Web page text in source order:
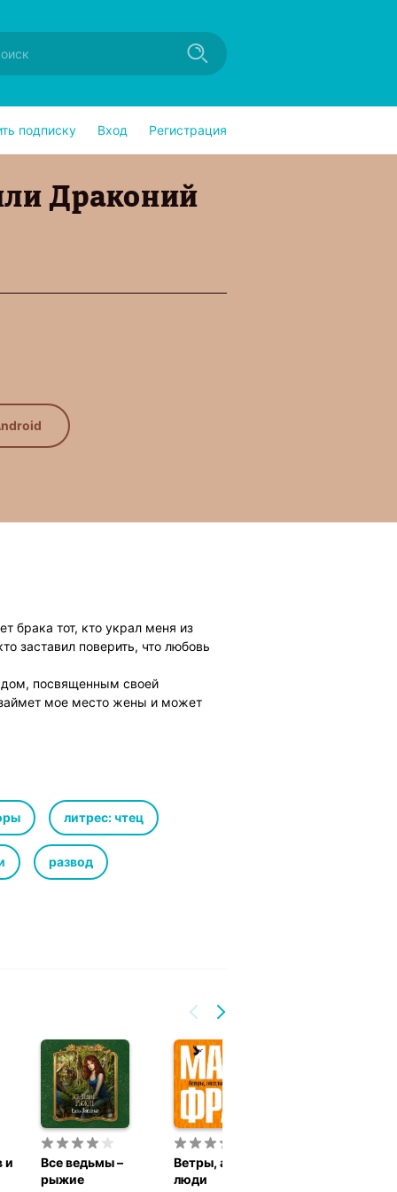
подписку Вход Регистрация
Драконий
брака тот, кто украл меня из
заставил поверить, что любовь
посвященным своей
мое место жены и может
литрес: чтец
развод
и
Все ведьмы –
рыжие
Ветры, ангелы и
люди